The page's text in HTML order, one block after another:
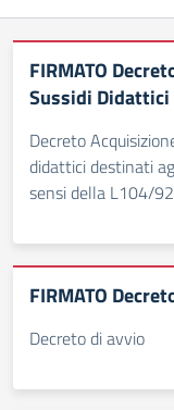
FIRMATO
Sussidi Didattici
Decreto
didattici destinati
sensi della L104/
FIRMATO
Decreto di avvio